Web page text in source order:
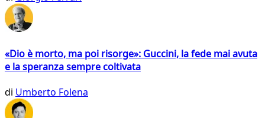
«Dio è morto, ma poi risorge»: Guccini, la fede mai avuta
e la speranza sempre coltivata
di Umberto Folena